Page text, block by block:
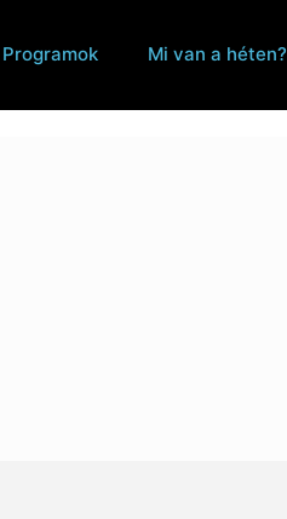
Programok Mi van a héten?